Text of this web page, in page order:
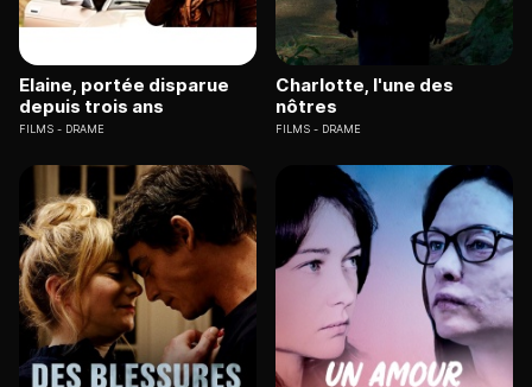
Elaine, portée disparue
depuis trois ans
FILMS DRAME
Charlotte, l'une des
nôtres
FILMS DRAME